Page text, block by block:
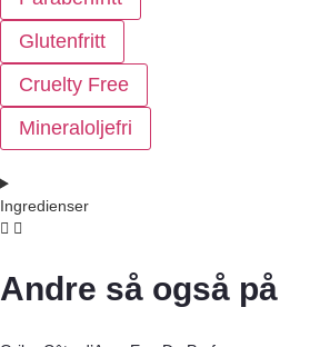
Glutenfritt
Cruelty Free
Mineraloljefri
Ingredienser
Andre så også på